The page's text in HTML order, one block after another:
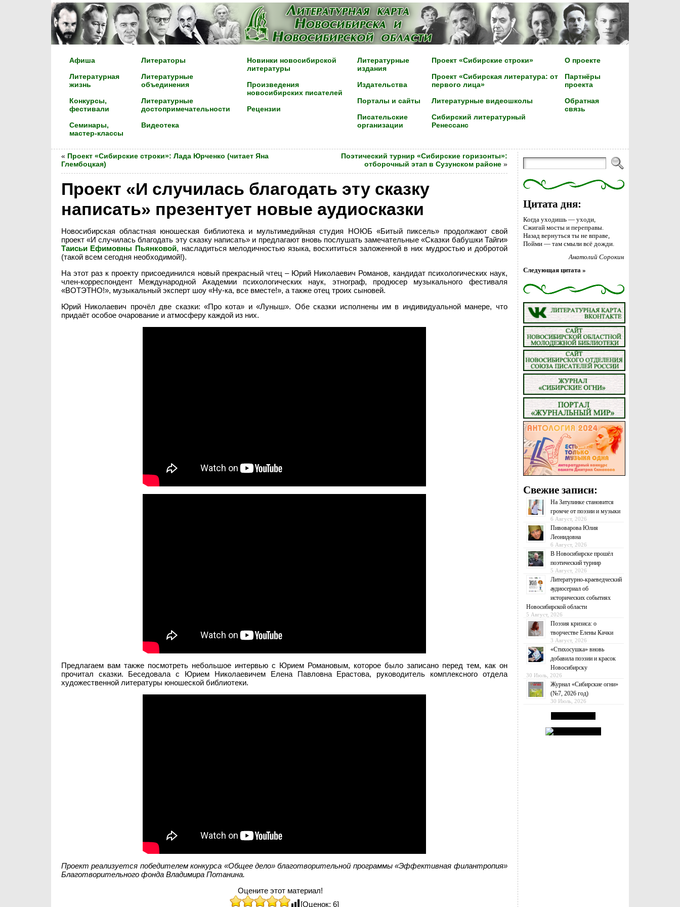
Афиша
Литературная
жизнь
Конкурсы,
фестивали
Семинары,
мастер-классы
Литераторы
Литературные
объединения
Литературные
достопримечательности
Видеотека
Новинки новосибирской
литературы
Произведения
новосибирских писателей
Рецензии
Литературные
издания
Издательства
Порталы и сайты
Писательские
организации
Проект «Сибирские строки»
Проект «Сибирская литература: от
первого лица»
Литературные видеошколы
Сибирский литературный
Ренессанс
О проекте
Партнёры
проекта
Обратная
связь
« Проект «Сибирские строки»: Лада Юрченко (читает Яна
Глембоцкая)
Поэтический турнир «Сибирские горизонты»:
отборочный этап в Сузунском районе»
Проект «И случилась благодать эту сказку
написать» презентует новые аудиосказки
Новосибирская областная юношеская библиотека и мультимедийная студия НОЮБ «Битый пиксель» продолжают свой
проект «И случилась благодать эту сказку написать» и предлагают вновь послушать замечательные «Сказки бабушки Тайги»
Таисьи Ефимовны Пьянковой, насладиться мелодичностью языка, восхититься заложенной в них мудростью и добротой
(такой всем сегодня необходимой!).
На этот раз к проекту присоединился новый прекрасный чтец – Юрий Николаевич Романов, кандидат психологических наук,
член-корреспондент Международной Академии психологических наук, этнограф, продюсер музыкального фестиваля
«ВОТЭТНО!», музыкальный эксперт шоу «Ну-ка, все вместе!», а также отец троих сыновей.
Юрий Николаевич прочёл две сказки: «Про кота» и «Луныш». Обе сказки исполнены им в индивидуальной манере, что
придаёт особое очарование и атмосферу каждой из них.
Предлагаем вам также посмотреть небольшое интервью с Юрием Романовым, которое было записано перед тем, как он
прочитал сказки. Беседовала с Юрием Николаевичем Елена Павловна Ерастова, руководитель комплексного отдела
художественной литературы юношеской библиотеки.
Проект реализуется победителем конкурса «Общее дело» благотворительной программы «Эффективная филантропия»
Благотворительного фонда Владимира Потанина.
Оцените этот материал!
[Оценок: 6]
Цитата дня:
Когда уходишь — уходи,
Сжигай мосты и переправы.
Назад вернуться ты не вправе,
Пойми — там смыли всё дожди.
Анатолий Сорокин
Следующая цитата »
Свежие записи:
На Затулинке становится
громче от поэзии и музыки
6 Август, 2026
Пивоварова Юлия
Леонидовна
6 Август, 2026
В Новосибирске прошёл
поэтический турнир
5 Август, 2026
Литературно-краеведческий
аудиосериал об
исторических событиях
Новосибирской области
5 Август, 2026
Поэзия кризиса: о
творчестве Елены Качки
3 Август, 2026
«Стихосушка» вновь
добавила поэзии и красок
Новосибирску
30 Июль, 2026
Журнал «Сибирские огни»
(№7, 2026 год)
30 Июль, 2026